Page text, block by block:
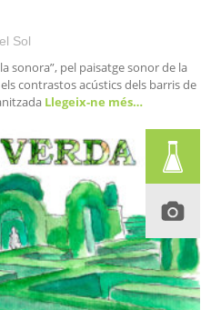
Sol
sonora”, pel paisatge sonor de la
contrastos acústics dels barris de
Llegeix-ne més…